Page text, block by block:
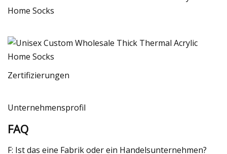
Zertifizierungen
Unternehmensprofil
FAQ
F: Ist das eine Fabrik oder ein Handelsunternehmen?